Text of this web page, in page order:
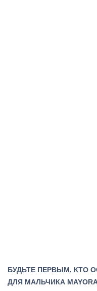
БУДЬТЕ ПЕРВЫМ, КТО
ДЛЯ МАЛЬЧИКА